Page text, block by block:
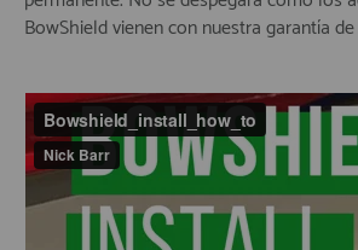
BowShield vienen con nuestra garantía